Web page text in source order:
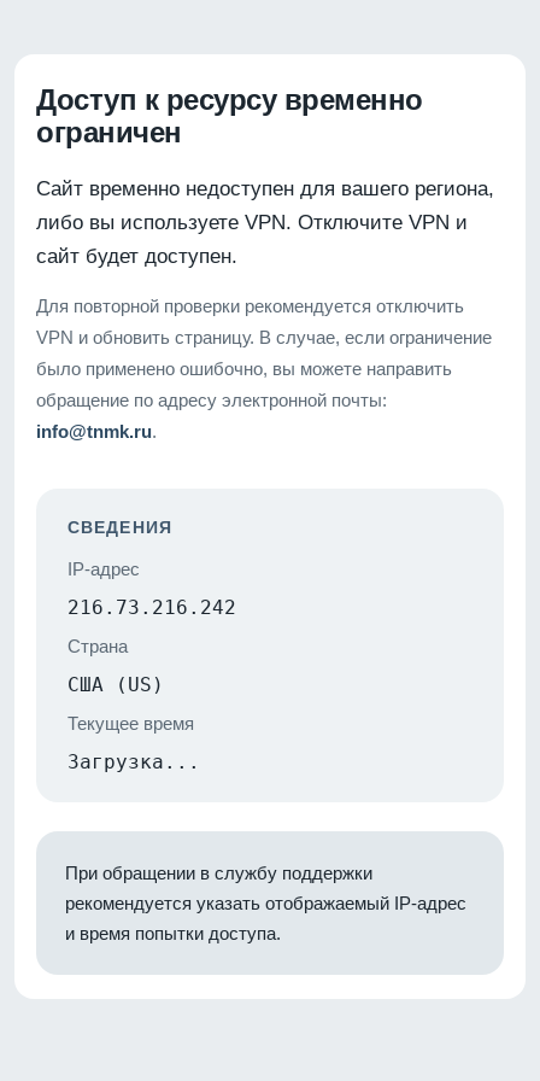
Доступ к ресурсу временно
ограничен
Сайт временно недоступен для вашего региона,
либо вы используете VPN. Отключите VPN и
сайт будет доступен.
Для повторной проверки рекомендуется отключить
VPN и обновить страницу. В случае, если ограничение
было применено ошибочно, вы можете направить
обращение по адресу электронной почты:
info@tnmk.ru.
СВЕДЕНИЯ
IP-адрес
216.73.216.242
Страна
США (US)
Текущее время
Загрузка...
При обращении в службу поддержки
рекомендуется указать отображаемый IP-адрес
и время попытки доступа.